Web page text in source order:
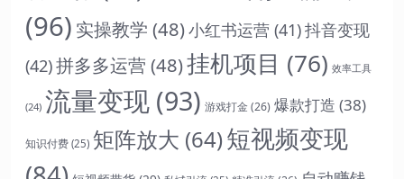
(96) 实操教学 (48)小红书运营 (41)抖音变现
(42)拼多多运营 (48)挂机项目 (76) 效率工具
(24) 流量变现 (93) 游戏打金(26) 爆款打造 (38)
知识付费 (25) 矩阵放大 (64)短视频变现